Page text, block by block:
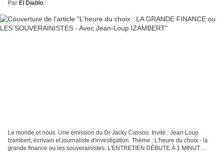
Par El Diablo
Le monde et nous. Une émission du Dr Jacky Cassou. Invité : Jean-Loup
Izambert, écrivain et journaliste d'investigation. Thème : L'heure du choix - la
grande finance ou les souverainistes. L'ENTRETIEN DÉBUTE À 1 MINUTE